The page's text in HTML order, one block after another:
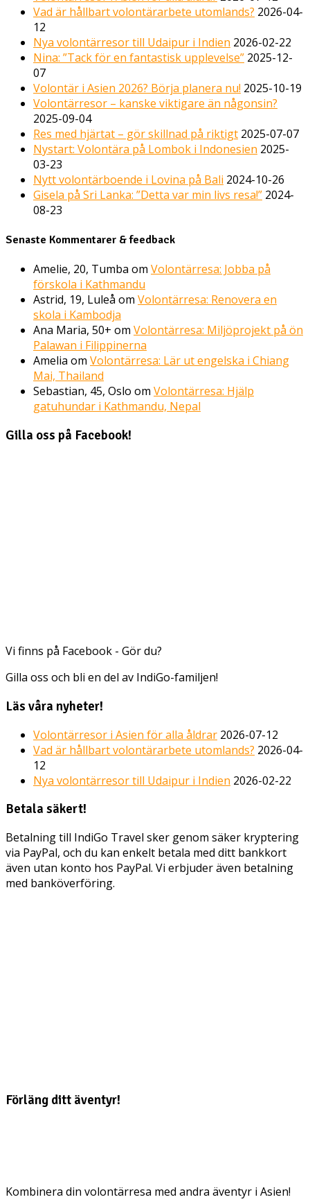
Vad är hållbart volontärarbete utomlands? 2026-04-
12
Nya volontärresor till Udaipur i Indien 2026-02-22
Nina: ”Tack för en fantastisk upplevelse” 2025-12-
07
Volontär i Asien 2026? Börja planera nu! 2025-10-19
Volontärresor – kanske viktigare än någonsin?
2025-09-04
Res med hjärtat – gör skillnad på riktigt 2025-07-07
Nystart: Volontära på Lombok i Indonesien 2025-
03-23
Nytt volontärboende i Lovina på Bali 2024-10-26
Gisela på Sri Lanka: ”Detta var min livs resa!” 2024-
08-23
Senaste Kommentarer & feedback
Amelie, 20, Tumba om Volontärresa: Jobba på
förskola i Kathmandu
Astrid, 19, Luleå om Volontärresa: Renovera en
skola i Kambodja
Ana Maria, 50+ om Volontärresa: Miljöprojekt på ön
Palawan i Filippinerna
Amelia om Volontärresa: Lär ut engelska i Chiang
Mai, Thailand
Sebastian, 45, Oslo om Volontärresa: Hjälp
gatuhundar i Kathmandu, Nepal
Gilla oss på Facebook!
Vi finns på Facebook - Gör du?
Gilla oss och bli en del av IndiGo-familjen!
Läs våra nyheter!
Volontärresor i Asien för alla åldrar 2026-07-12
Vad är hållbart volontärarbete utomlands? 2026-04-
12
Nya volontärresor till Udaipur i Indien 2026-02-22
Betala säkert!
Betalning till IndiGo Travel sker genom säker kryptering
via PayPal, och du kan enkelt betala med ditt bankkort
även utan konto hos PayPal. Vi erbjuder även betalning
med banköverföring.
Förläng ditt äventyr!
Kombinera din volontärresa med andra äventyr i Asien!